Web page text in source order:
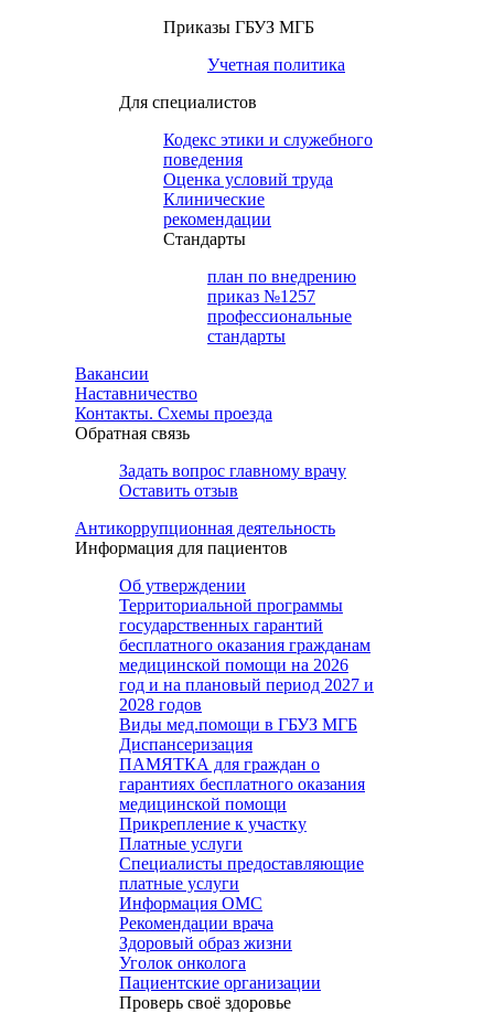
Приказы ГБУЗ МГБ
Учетная политика
Для специалистов
Кодекс этики и служебного
поведения
Оценка условий труда
Клинические
рекомендации
Cтандарты
план по внедрению
приказ №1257
профессиональные
стандарты
Вакансии
Наставничество
Контакты. Схемы проезда
Обратная связь
Задать вопрос главному врачу
Оставить отзыв
Антикоррупционная деятельность
Информация для пациентов
Об утверждении
Территориальной программы
государственных гарантий
бесплатного оказания гражданам
медицинской помощи на 2026
год и на плановый период 2027 и
2028 годов
Виды мед.помощи в ГБУЗ МГБ
Диспансеризация
ПАМЯТКА для граждан о
гарантиях бесплатного оказания
медицинской помощи
Прикрепление к участку
Платные услуги
Специалисты предоставляющие
платные услуги
Информация ОМС
Рекомендации врача
Здоровый образ жизни
Уголок онколога
Пациентские организации
Проверь своё здоровье